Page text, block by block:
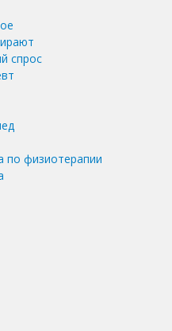
спрос
по физиотерапии